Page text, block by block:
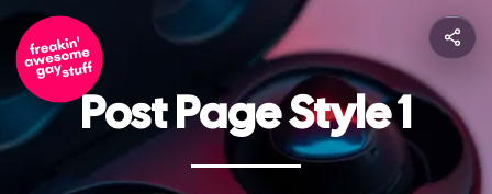
Post Page Style 1